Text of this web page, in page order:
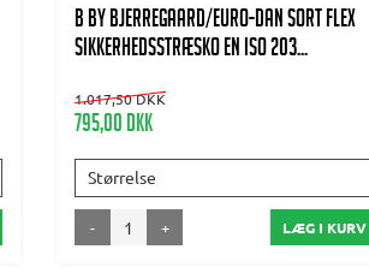
B BY BJERREGAARD/EURO-DAN Sort Flex
Sikkerhedsstræsko EN ISO 203...
1.017,50 DKK
795,00 DKK
Størrelse
- + LÆG I KURV